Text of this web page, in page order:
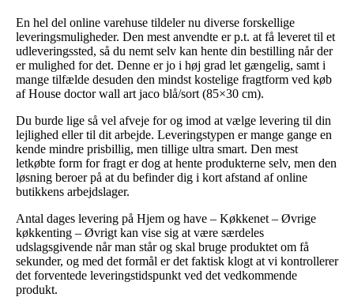
En hel del online varehuse tildeler nu diverse forskellige
leveringsmuligheder. Den mest anvendte er p.t. at få leveret til et
udleveringssted, så du nemt selv kan hente din bestilling når der
er mulighed for det. Denne er jo i høj grad let gængelig, samt i
mange tilfælde desuden den mindst kostelige fragtform ved køb
af House doctor wall art jaco blå/sort (85×30 cm).
Du burde lige så vel afveje for og imod at vælge levering til din
lejlighed eller til dit arbejde. Leveringstypen er mange gange en
kende mindre prisbillig, men tillige ultra smart. Den mest
letkøbte form for fragt er dog at hente produkterne selv, men den
løsning beroer på at du befinder dig i kort afstand af online
butikkens arbejdslager.
Antal dages levering på Hjem og have – Køkkenet – Øvrige
køkkenting – Øvrigt kan vise sig at være særdeles
udslagsgivende når man står og skal bruge produktet om få
sekunder, og med det formål er det faktisk klogt at vi kontrollerer
det forventede leveringstidspunkt ved det vedkommende
produkt.